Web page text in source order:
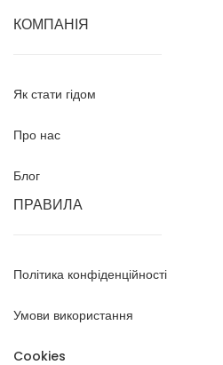
КОМПАНІЯ
Як стати гідом
Про нас
Блог
ПРАВИЛА
Політика конфіденційності
Умови використання
Cookies